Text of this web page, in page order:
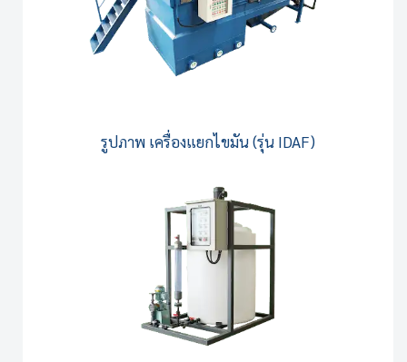
รูปภาพ เครื่องแยกไขมัน (รุ่น IDAF)